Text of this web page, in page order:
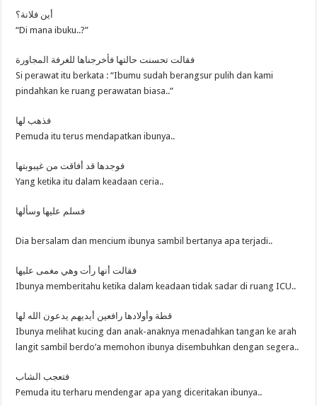
أين فلانة؟
“Di mana ibuku..?”
فقالت تحسنت حالتها فأخرجناها للغرفة المجاورة
Si perawat itu berkata : “Ibumu sudah berangsur pulih dan kami
pindahkan ke ruang perawatan biasa..”
فذهب لها
Pemuda itu terus mendapatkan ibunya..
فوجدها قد أفاقت من غيبوبتها
Yang ketika itu dalam keadaan ceria..
فسلم عليها وسألها
Dia bersalam dan mencium ibunya sambil bertanya apa terjadi..
فقالت أنها رأت وهي مغمى عليها
Ibunya memberitahu ketika dalam keadaan tidak sadar di ruang ICU..
قطة وأولادها رافعين أيديهم يدعون الله لها
Ibunya melihat kucing dan anak-anaknya menadahkan tangan ke arah
langit sambil berdo’a memohon ibunya disembuhkan dengan segera..
فتعجب الشاب
Pemuda itu terharu mendengar apa yang diceritakan ibunya..